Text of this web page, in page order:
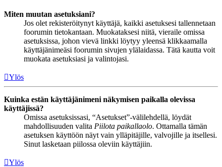
Miten muutan asetuksiani?
Jos olet rekisteröitynyt käyttäjä, kaikki asetuksesi tallennetaan
foorumin tietokantaan. Muokataksesi niitä, vieraile omissa
asetuksissa, johon vievä linkki löytyy yleensä klikkaamalla
käyttäjänimeäsi foorumin sivujen ylälaidassa. Tätä kautta voit
muokata asetuksiasi ja valintojasi.
Ylös
Kuinka estän käyttäjänimeni näkymisen paikalla olevissa
käyttäjissä?
Omissa asetuksissasi, “Asetukset”-välilehdellä, löydät
mahdollisuuden valita Piilota paikallaolo. Ottamalla tämän
asetuksen käyttöön näyt vain ylläpitäjille, valvojille ja itsellesi.
Sinut lasketaan piilossa oleviin käyttäjiin.
Ylös